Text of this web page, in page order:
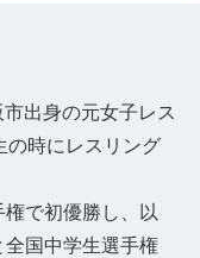
出身の元女子レス
の時にレスリング
で初優勝し、以
国中学生選手権